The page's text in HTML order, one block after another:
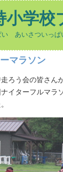
小学校
い あいさついっ
マラソン
ろう会の皆さん
イターフルマラ